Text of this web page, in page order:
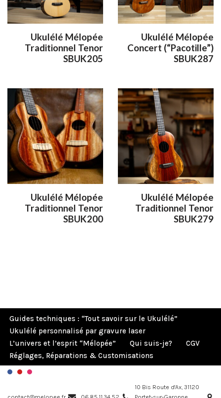
Ukulélé Mélopée
Traditionnel Tenor
SBUK205
Ukulélé Mélopée
Concert (“Pacotille”)
SBUK287
Ukulélé Mélopée
Traditionnel Tenor
SBUK200
Ukulélé Mélopée
Traditionnel Tenor
SBUK279
Guides techniques : “Tout savoir sur le Ukulélé”
Ukulélé personnalisé par gravure laser
L’univers et l’esprit “Mélopée”
Qui suis-je?
CGV
Réglages, Réparations & Customisations
10 Bis Route d'Ax, 31120